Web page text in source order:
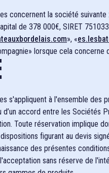
concernent la société suivante :
de 378 000€, SIRET
», «
lorsque cela concerne
s'appliquent à l'ensemble des
accord entre les Sociétés
Toute réservation implique
figurant au devis
des présentes
sans réserve de